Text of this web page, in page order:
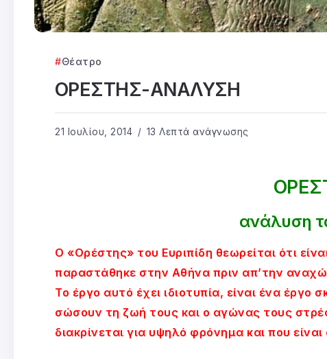
Θέατρο
ΟΡΕΣΤΗΣ-ΑΝΑΛΥΣΗ
21 Ιουλίου, 2014 13 Λεπτά ανάγνωσης
ανάλυση
Ο «Ορέστης» του Ευριπίδη θεωρείται ότι
παραστάθηκε στην Αθήνα πριν απ’την
Το έργο αυτό έχει ιδιοτυπία, είναι ένα
σώσουν τη ζωή τους και ο αγώνας τους
διακρίνεται για υψηλό φρόνημα και που